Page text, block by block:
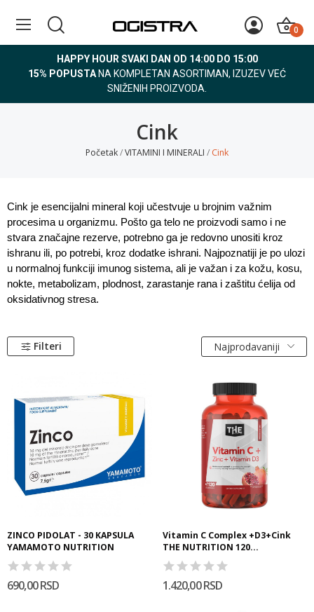
0
HAPPY HOUR SVAKI DAN OD 14:00 DO 15:00
15% POPUSTA NA KOMPLETAN ASORTIMAN, IZUZEV VEĆ
SNIŽENIH PROIZVODA.
Cink
Početak VITAMINI I MINERALI Cink
Cink je esencijalni mineral koji učestvuje u brojnim važnim
procesima u organizmu. Pošto ga telo ne proizvodi samo i ne
stvara značajne rezerve, potrebno ga je redovno unositi kroz
ishranu ili, po potrebi, kroz dodatke ishrani. Najpoznatiji je po ulozi
u normalnoj funkciji imunog sistema, ali je važan i za kožu, kosu,
nokte, metabolizam, plodnost, zarastanje rana i zaštitu ćelija od
oksidativnog stresa.
Filteri Najprodavaniji
ZINCO PIDOLAT - 30 KAPSULA
YAMAMOTO NUTRITION
690,00 RSD
Vitamin C Complex +D3+Cink
THE NUTRITION 120...
1.420,00 RSD